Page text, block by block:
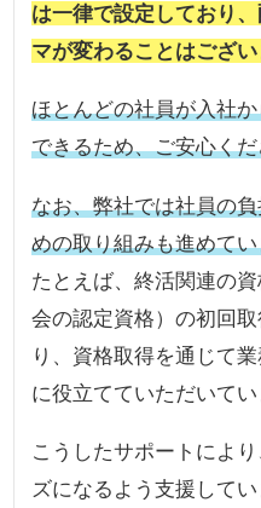
は一律で設定しており
マが変わることはござい
ほとんどの社員が入社
できるため、ご安心く
なお、弊社では社員の
めの取り組みも進めて
たとえば、終活関連の
会の認定資格）の初回
り、資格取得を通じて
に役立てていただいてい
こうしたサポートによ
ズになるよう支援してい